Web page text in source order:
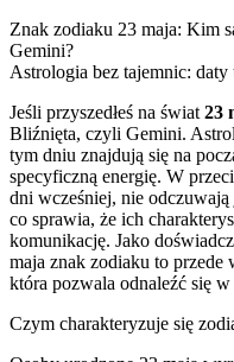
Znak zodiaku 23 maja: Kim
Gemini?
Astrologia bez tajemnic:
Jeśli przyszedłeś na świat 23
Bliźnięta, czyli Gemini.
tym dniu znajdują się na
specyficzną energię. W
dni wcześniej, nie
co sprawia, że ich
komunikację. Jako
maja znak zodiaku to przede
która pozwala odnaleźć się
Czym charakteryzuje się